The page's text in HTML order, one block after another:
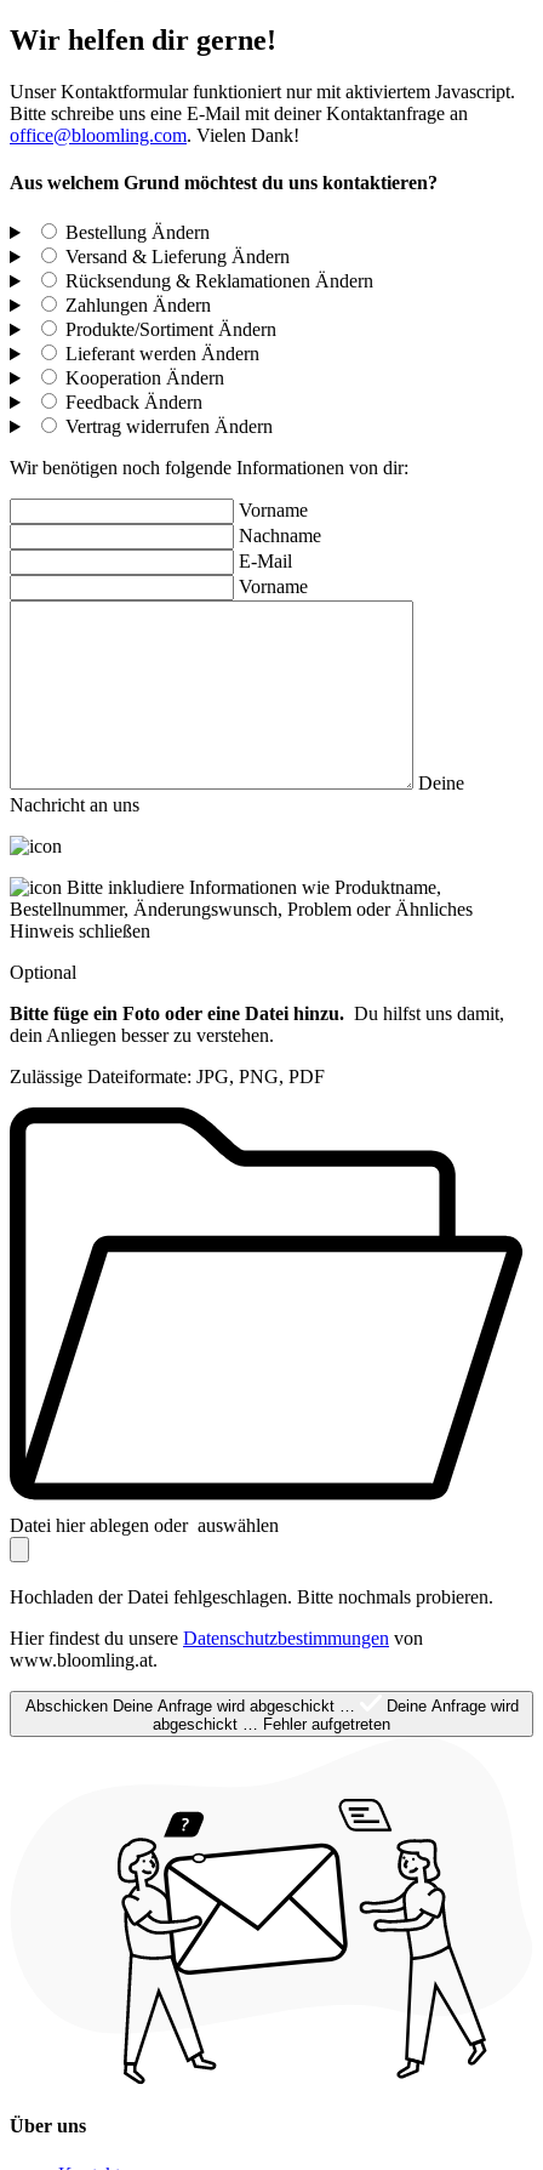
Wir helfen dir gerne!
Unser Kontaktformular funktioniert nur mit aktiviertem Javascript.
Bitte schreibe uns eine E-Mail mit deiner Kontaktanfrage an
office@bloomling.com. Vielen Dank!
Aus welchem Grund möchtest du uns kontaktieren?
Bestellung Ändern
Versand & Lieferung Ändern
Rücksendung & Reklamationen Ändern
Zahlungen Ändern
Produkte/Sortiment Ändern
Lieferant werden Ändern
Kooperation Ändern
Feedback Ändern
Vertrag widerrufen Ändern
Wir benötigen noch folgende Informationen von dir:
Vorname
Nachname
E-Mail
Vorname
Deine
Nachricht an uns
Bitte inkludiere Informationen wie Produktname,
Bestellnummer, Änderungswunsch, Problem oder Ähnliches
Hinweis schließen
Optional
Bitte füge ein Foto oder eine Datei hinzu. Du hilfst uns damit,
dein Anliegen besser zu verstehen.
Zulässige Dateiformate: JPG, PNG, PDF
Datei hier ablegen oder auswählen
Hochladen der Datei fehlgeschlagen. Bitte nochmals probieren.
Hier findest du unsere Datenschutzbestimmungen von
www.bloomling.at.
Abschicken Deine Anfrage wird abgeschickt …
Deine Anfrage wird
abgeschickt … Fehler aufgetreten
Über uns